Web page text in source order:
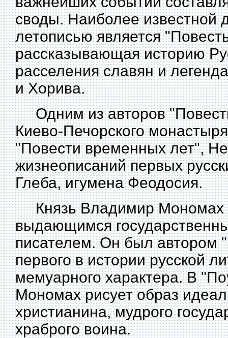
своды. Наиболее известной
летописью является
рассказывающая историю
расселения славян и
и Хорива.
Одним из авторов
Киево-Печорского
"Повести временных лет",
жизнеописаний первых
Глеба, игумена Феодосия.
Князь Владимир Мономах
выдающимся
писателем. Он был автором
первого в истории русской
мемуарного характера. В
Мономах рисует образ
христианина, мудрого
храброго воина.